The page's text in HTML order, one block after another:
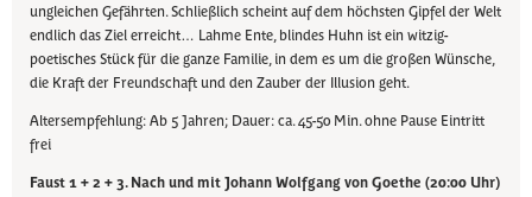
ungleichen Gefährten. Schließlich scheint auf dem höchsten Gipfel der Welt
endlich das Ziel erreicht… Lahme Ente, blindes Huhn ist ein witzig-
poetisches Stück für die ganze Familie, in dem es um die großen Wünsche,
die Kraft der Freundschaft und den Zauber der Illusion geht.
Altersempfehlung: Ab 5 Jahren; Dauer: ca. 45-50 Min. ohne Pause Eintritt
frei
Faust 1 + 2 + 3. Nach und mit Johann Wolfgang von Goethe (20:00 Uhr)